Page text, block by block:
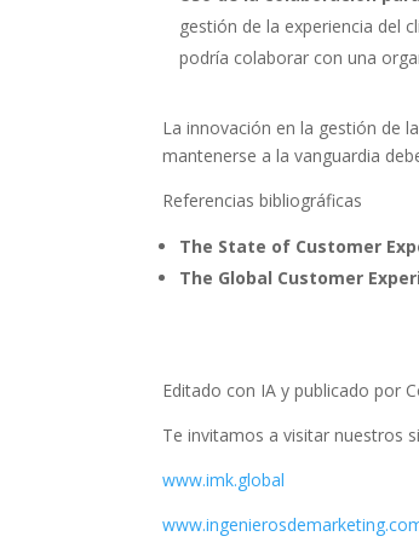
gestión de la experiencia del
podría colaborar con una
La innovación en la gestión de
mantenerse a la vanguardia
Referencias bibliográficas
The State of Customer
The Global Customer
Editado con IA y publicado por
Te invitamos a visitar nuestros
www.imk.global